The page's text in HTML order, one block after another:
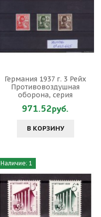
Германия 1937 г. 3 Рейх
Противовоздушная
оборона, серия
971.52руб.
В КОРЗИНУ
Наличие: 1